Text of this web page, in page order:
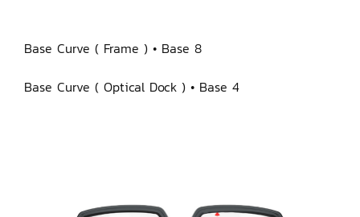
Base Curve ( Frame ) • Base 8
Base Curve ( Optical Dock ) • Base 4